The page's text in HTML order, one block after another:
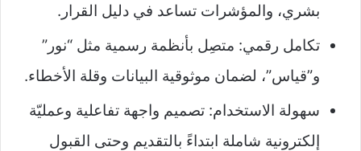
بشري، والمؤشرات تساعد في دليل القرار.
تكامل رقمي: متصِل بأنظمة رسمية مثل “نور”
و”قياس”، لضمان موثوقية البيانات وقلة الأخطاء.
سهولة الاستخدام: تصميم واجهة تفاعلية وعمليّة
إلكترونية شاملة ابتداءً بالتقديم وحتى القبول